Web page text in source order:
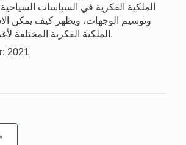
الملكية الفكرية في السياسات
وتوسيم الوجهات، ويظهر كيف يمكن
الملكية الفكرية المختلفة لأغراض جمع الأموال.
2021